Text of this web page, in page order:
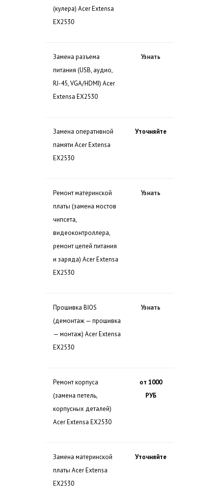
(кулера) Acer Extensa
EX2530
Замена разъема
питания (USB, аудио,
RJ-45, VGA/HDMI) Acer
Extensa EX2530
Узнать
Замена оперативной
памяти Acer Extensa
EX2530
Уточняйте
Ремонт материнской
платы (замена мостов
чипсета,
видеоконтроллера,
ремонт цепей питания
и заряда) Acer Extensa
EX2530
Узнать
Прошивка BIOS
(демонтаж — прошивка
— монтаж) Acer Extensa
EX2530
Узнать
Ремонт корпуса
(замена петель,
корпусных деталей)
Acer Extensa EX2530
от 1000
РУБ
Замена материнской
платы Acer Extensa
EX2530
Уточняйте